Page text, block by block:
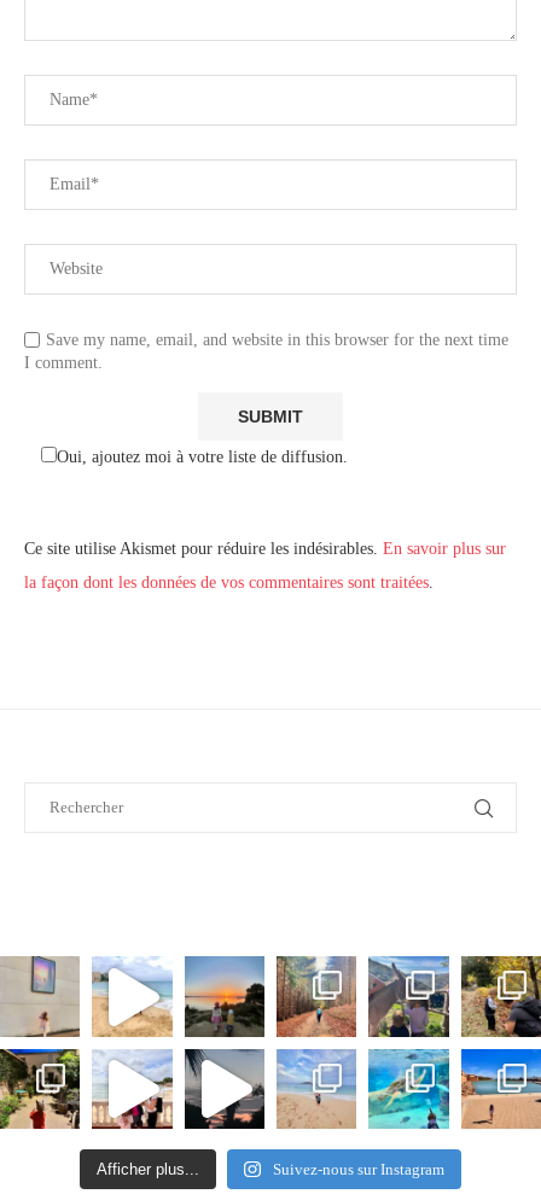
Save my name, email, and website in this browser for the next time
I comment.
Oui, ajoutez moi à votre liste de diffusion.
Ce site utilise Akismet pour réduire les indésirables. En savoir plus sur
la façon dont les données de vos commentaires sont traitées.
Afficher plus... Suivez-nous sur Instagram